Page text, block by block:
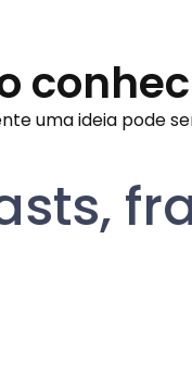
uma ideia pode